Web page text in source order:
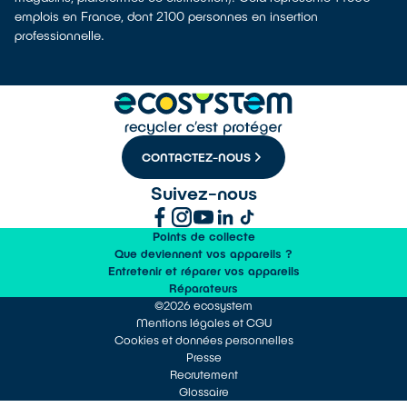
emplois en France, dont 2100 personnes en insertion
professionnelle.
CONTACTEZ-NOUS
Suivez-nous
Points de collecte
Que deviennent vos appareils ?
Entretenir et réparer vos appareils
Réparateurs
©2026 ecosystem
Mentions légales et CGU
Cookies et données personnelles
Presse
Recrutement
Glossaire